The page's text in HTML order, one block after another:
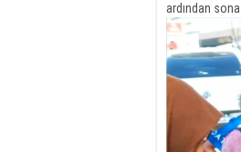
ardından